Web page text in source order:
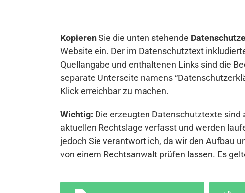
KopierenSie die unten stehende
Website ein. Der im Datenschutztext
Quellangabe und enthaltenen Links sind die
separate Unterseite namens
Klick erreichbar zu machen.
Wichtig: Die erzeugten Datenschutztexte sind
aktuellen Rechtslage verfasst und werden
jedoch Sie verantwortlich, da wir den Aufbau
von einem Rechtsanwalt prüfen lassen. Es